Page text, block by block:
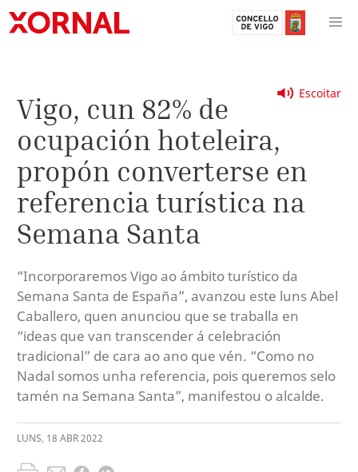
Escoitar
Vigo, cun 82% de
ocupación hoteleira,
propón converterse en
referencia turística na
Semana Santa
“Incorporaremos Vigo ao ámbito turístico da
Semana Santa de España”, avanzou este luns Abel
Caballero, quen anunciou que se traballa en
“ideas que van transcender á celebración
tradicional” de cara ao ano que vén. “Como no
Nadal somos unha referencia, pois queremos selo
tamén na Semana Santa”, manifestou o alcalde.
LUNS, 18 ABR2022